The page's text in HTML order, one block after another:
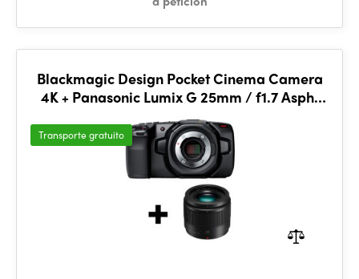
Blackmagic Design Pocket Cinema Camera
4K + Panasonic Lumix G 25mm / f1.7 Asph.
Bundle
Transporte gratuito